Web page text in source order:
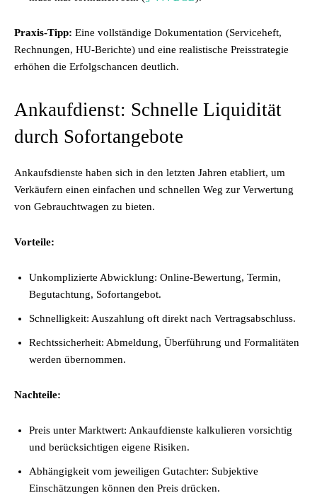
Praxis-Tipp: Eine vollständige Dokumentation (Serviceheft,
Rechnungen, HU-Berichte) und eine realistische Preisstrategie
erhöhen die Erfolgschancen deutlich.
Ankaufdienst: Schnelle Liquidität
durch Sofortangebote
Ankaufsdienste haben sich in den letzten Jahren etabliert, um
Verkäufern einen einfachen und schnellen Weg zur Verwertung
von Gebrauchtwagen zu bieten.
Vorteile:
Unkomplizierte Abwicklung: Online-Bewertung, Termin,
Begutachtung, Sofortangebot.
Schnelligkeit: Auszahlung oft direkt nach Vertragsabschluss.
Rechtssicherheit: Abmeldung, Überführung und Formalitäten
werden übernommen.
Nachteile:
Preis unter Marktwert: Ankaufdienste kalkulieren vorsichtig
und berücksichtigen eigene Risiken.
Abhängigkeit vom jeweiligen Gutachter: Subjektive
Einschätzungen können den Preis drücken.